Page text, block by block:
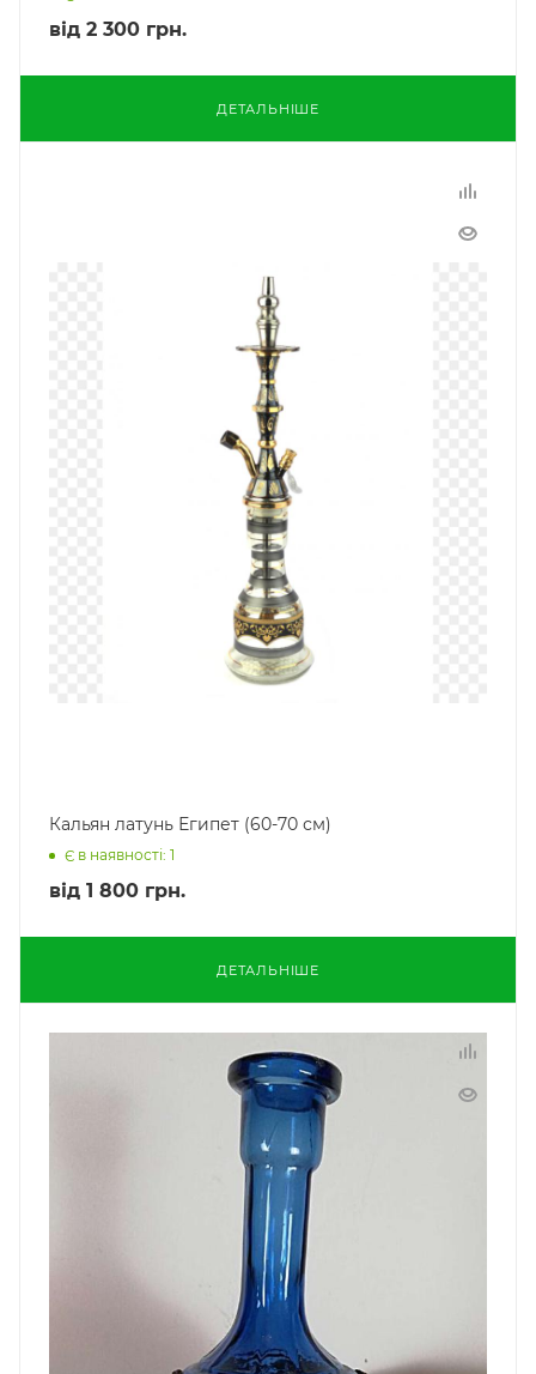
від 2 300 грн.
ДЕТАЛЬНІШЕ
Кальян латунь Египет (60-70 см)
Є в наявності: 1
від 1 800 грн.
ДЕТАЛЬНІШЕ